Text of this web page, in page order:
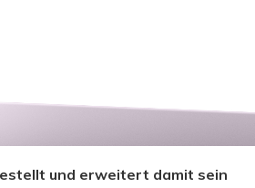
und erweitert damit sein